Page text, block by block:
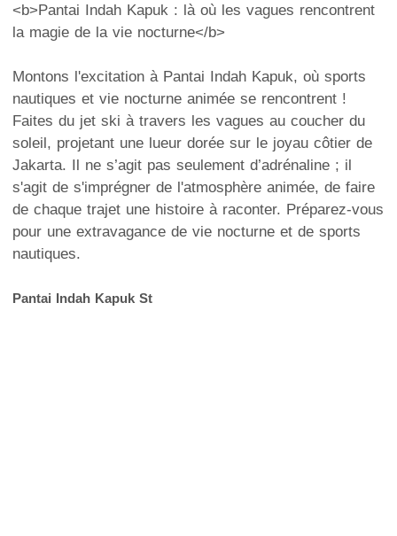
<b>Pantai Indah Kapuk : là où les vagues rencontrent
la magie de la vie nocturne</b>
Montons l'excitation à Pantai Indah Kapuk, où sports
nautiques et vie nocturne animée se rencontrent !
Faites du jet ski à travers les vagues au coucher du
soleil, projetant une lueur dorée sur le joyau côtier de
Jakarta. Il ne s’agit pas seulement d’adrénaline ; il
s'agit de s'imprégner de l'atmosphère animée, de faire
de chaque trajet une histoire à raconter. Préparez-vous
pour une extravagance de vie nocturne et de sports
nautiques.
Pantai Indah Kapuk St